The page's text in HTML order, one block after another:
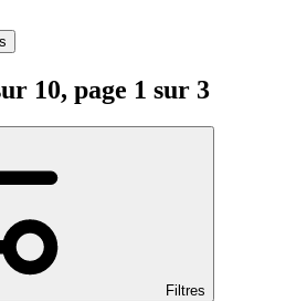
10, page 1 sur 3
Filtres